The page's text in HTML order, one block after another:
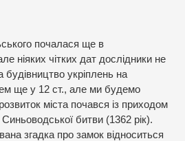
почалася ще в
ніяких чітких дат дослідники не
укріплень на
ще у 12 ст., але ми будемо
міста почався із приходом
Синьоводської битви (1362 рік).
згадка про замок відноситься